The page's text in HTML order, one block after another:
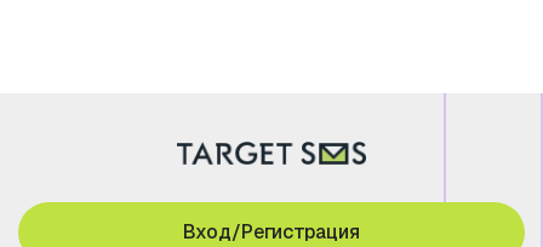
Вход/Регистрация